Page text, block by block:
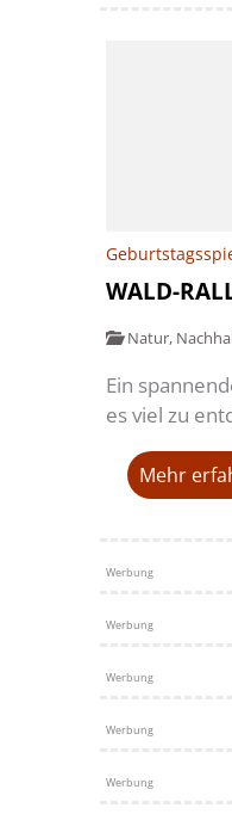
WALD-
Natur,
Ein
es viel zu
Mehr
Werbung
Werbung
Werbung
Werbung
Werbung